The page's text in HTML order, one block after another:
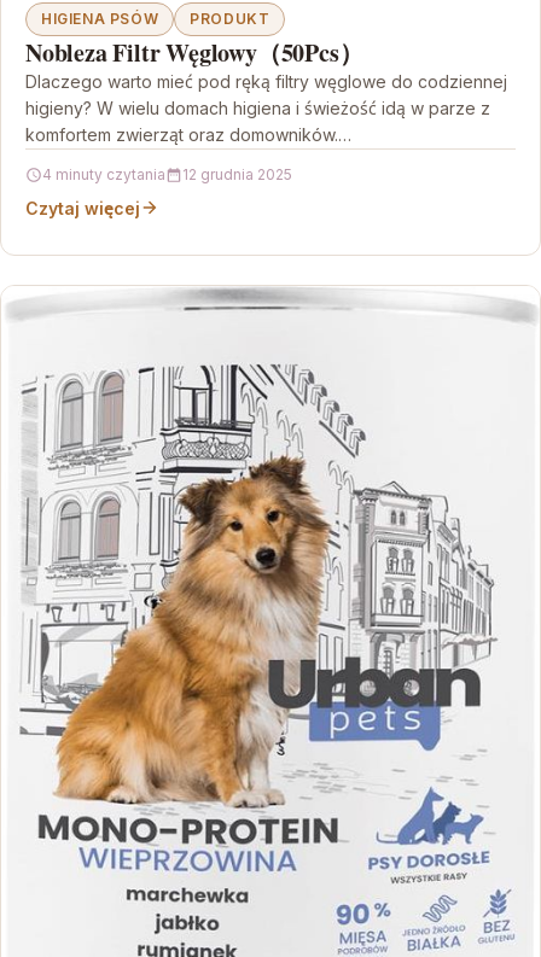
HIGIENA PSÓW PRODUKT
Nobleza Filtr Węglowy（50Pcs）
Dlaczego warto mieć pod ręką filtry węglowe do codziennej
higieny? W wielu domach higiena i świeżość idą w parze z
komfortem zwierząt oraz domowników.…
4 minuty czytania 12 grudnia 2025
Czytaj więcej